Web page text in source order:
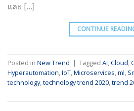
และ […]
CONTINUE
Posted in New Trend | Tagged AI,Cloud,
Hyperautomation,IoT,Microservices,ml,
technology,technology trend 2020,trend